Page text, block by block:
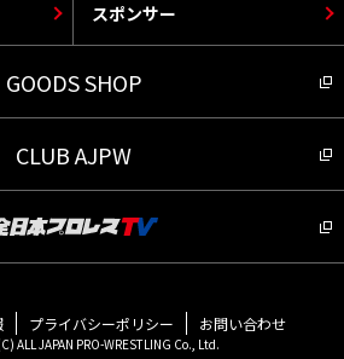
スポンサー
GOODS SHOP
CLUB AJPW
プライバシーポリシー お問い合わせ
ALL JAPAN PRO-WRESTLING Co., Ltd.